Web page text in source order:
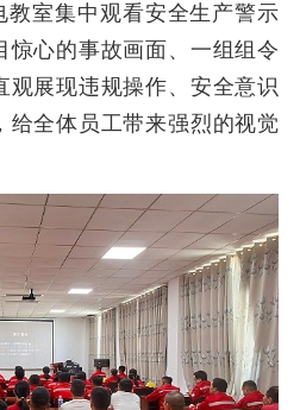
教室集中观看安全生产警示
惊心的事故画面、一组组令
观展现违规操作、安全意识
给全体员工带来强烈的视觉